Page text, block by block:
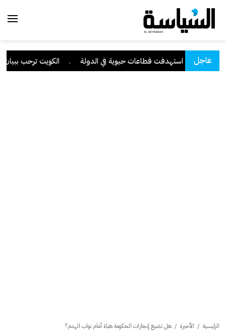
عاجل
متقدمة استهدفت قطاعات حيوية في الدولة . الكويت ترحب ببيان
الرئيسية / الأخيرة / هل تضيع إنجازات الحكومة هباءً أمام نواب الهدم؟